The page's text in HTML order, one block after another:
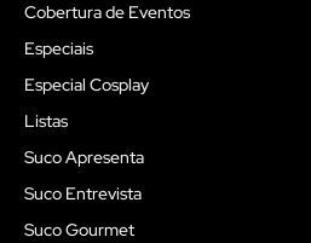
Cobertura de Eventos
Especiais
Especial Cosplay
Listas
Suco Apresenta
Suco Entrevista
Suco Gourmet